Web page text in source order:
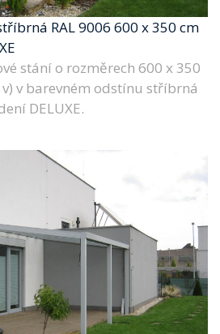
RAL 9006 600 x 350 cm
stání o rozměrech 600 x 350
v) v barevném odstínu stříbrná
DELUXE.